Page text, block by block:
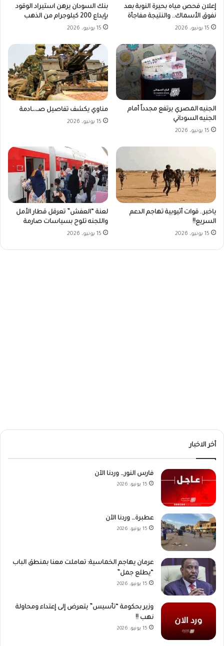
إعلان فحص مياه بحيرة النوبة بعد
نفوق الأسماك.. والنتيجة مفاجأة
15 يونيو، 2026
بنك السودان يرهن استيراد الوقود
بإيداع 200 كيلوجرام من الذهب
15 يونيو، 2026
الجنيه المصري يرتفع مجدداً أمام
الجنيه السوداني
15 يونيو، 2026
مناوي يكشف تفاصيل صـ،،ـادمة
15 يونيو، 2026
ياخبر.. قوات أثيوبية تهاجم الدعم
السريع!!
15 يونيو، 2026
لعنة “العفش” تعرقل قطار الأمل
واللجنه تلوح بسياسات صارمة
15 يونيو، 2026
أخر الاخبار
فارس النور… وردنا الآن
15 يونيو، 2026
عطبرة… وردنا الآن
15 يونيو، 2026
عرمان يهاجم الخماسية: تعاملت معنا بمنطق الباب
“يطلع جمل”
15 يونيو، 2026
وزير بحكومة “تأسيس” يتعرض إلى إعتداء ومحاولة
نهب !!
15 يونيو، 2026